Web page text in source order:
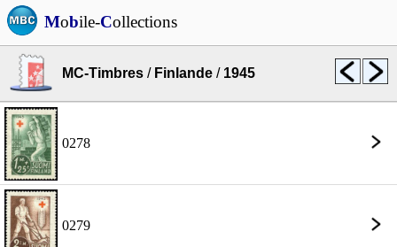
Mobile-Collections
MC-Timbres / Finlande / 1945
0278
0279